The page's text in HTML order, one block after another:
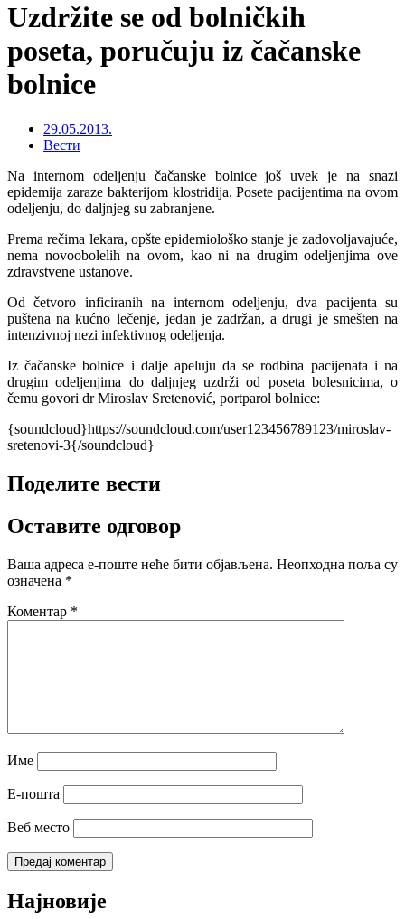
Uzdržite se od bolničkih
poseta, poručuju iz čačanske
bolnice
29.05.2013.
Вести
Na internom odeljenju čačanske bolnice još uvek je na snazi
epidemija zaraze bakterijom klostridija. Posete pacijentima na ovom
odeljenju, do daljnjeg su zabranjene.
Prema rečima lekara, opšte epidemiološko stanje je zadovoljavajuće,
nema novoobolelih na ovom, kao ni na drugim odeljenjima ove
zdravstvene ustanove.
Od četvoro inficiranih na internom odeljenju, dva pacijenta su
puštena na kućno lečenje, jedan je zadržan, a drugi je smešten na
intenzivnoj nezi infektivnog odeljenja.
Iz čačanske bolnice i dalje apeluju da se rodbina pacijenata i na
drugim odeljenjima do daljnjeg uzdrži od poseta bolesnicima, o
čemu govori dr Miroslav Sretenović, portparol bolnice:
{soundcloud}https://soundcloud.com/user123456789123/miroslav-
sretenovi-3{/soundcloud}
Поделите вести
Оставите одговор
Ваша адреса е-поште неће бити објављена. Неопходна поља су
означена *
Коментар *
Име
Е-пошта
Веб место
Најновије